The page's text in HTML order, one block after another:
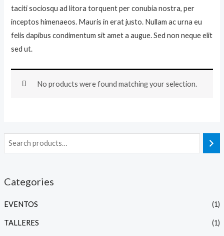
Categories
EVENTOS (1)
TALLERES (1)
taciti sociosqu ad litora torquent per conubia nostra, per
inceptos himenaeos. Mauris in erat justo. Nullam ac urna eu
felis dapibus condimentum sit amet a augue. Sed non neque elit
sed ut.
No products were found matching your selection.